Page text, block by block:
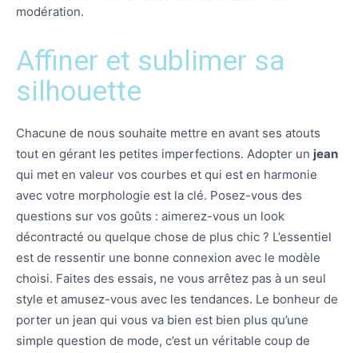
modération.
Affiner et sublimer sa
silhouette
Chacune de nous souhaite mettre en avant ses atouts
tout en gérant les petites imperfections. Adopter un jean
qui met en valeur vos courbes et qui est en harmonie
avec votre morphologie est la clé. Posez-vous des
questions sur vos goûts : aimerez-vous un look
décontracté ou quelque chose de plus chic ? L’essentiel
est de ressentir une bonne connexion avec le modèle
choisi. Faites des essais, ne vous arrêtez pas à un seul
style et amusez-vous avec les tendances. Le bonheur de
porter un jean qui vous va bien est bien plus qu’une
simple question de mode, c’est un véritable coup de